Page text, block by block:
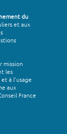
du
et aux
mission
les
à l’usage
aux
France